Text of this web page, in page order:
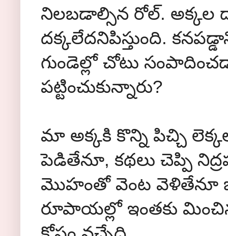
నిలబడాల్సిన రోల్. అక్కల
దక్కలేదనిపిస్తుంది.
గుండెల్లో చోటు
పట్టించుకున్నారు?
మా అక్కకి కొన్ని పిచ్చి
పెడితేనూ, కథలు చెప్పి
మొహంతో వెంట వెళితేనూ
రూపాయల్లో ఇంతకు